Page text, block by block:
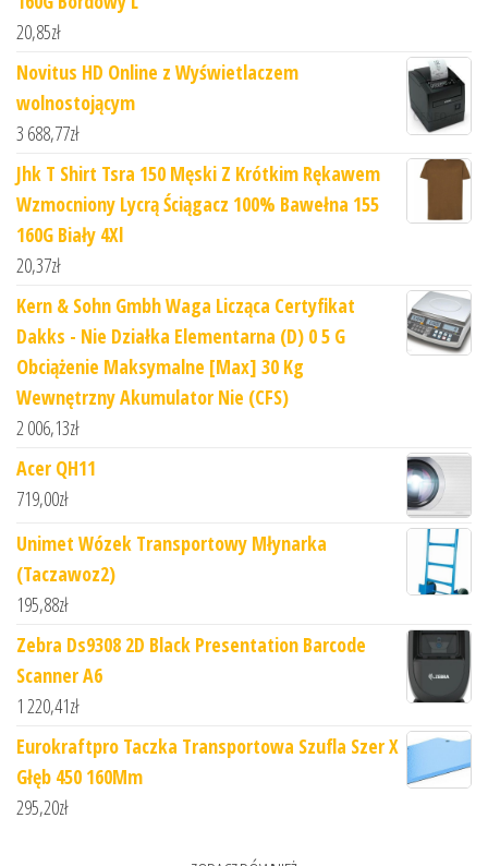
20,85zł
Novitus HD Online z Wyświetlaczem
wolnostojącym
3 688,77zł
Jhk T Shirt Tsra 150 Męski Z Krótkim Rękawem
Wzmocniony Lycrą Ściągacz 100% Bawełna 155
160G Biały 4Xl
20,37zł
Kern & Sohn Gmbh Waga Licząca Certyfikat
Dakks - Nie Działka Elementarna (D) 0 5 G
Obciążenie Maksymalne [Max] 30 Kg
Wewnętrzny Akumulator Nie (CFS)
2 006,13zł
Acer QH11
719,00zł
Unimet Wózek Transportowy Młynarka
(Taczawoz2)
195,88zł
Zebra Ds9308 2D Black Presentation Barcode
Scanner A6
1 220,41zł
Eurokraftpro Taczka Transportowa Szufla Szer X
Głęb 450 160Mm
295,20zł